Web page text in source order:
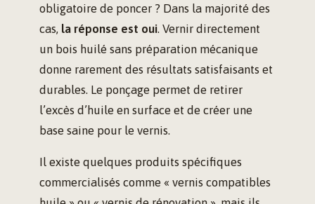
obligatoire de poncer ? Dans la majorité des
cas, la réponse est oui. Vernir directement
un bois huilé sans préparation mécanique
donne rarement des résultats satisfaisants et
durables. Le ponçage permet de retirer
l’excès d’huile en surface et de créer une
base saine pour le vernis.
Il existe quelques produits spécifiques
commercialisés comme « vernis compatibles